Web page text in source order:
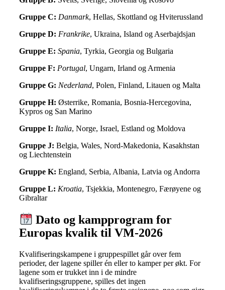
Gruppe C: Danmark, Hellas, Skottland og Hviterussland
Gruppe D: Frankrike, Ukraina, Island og Aserbajdsjan
Gruppe E: Spania, Tyrkia, Georgia og Bulgaria
Gruppe F: Portugal, Ungarn, Irland og Armenia
Gruppe G: Nederland, Polen, Finland, Litauen og Malta
Gruppe H: Østerrike, Romania, Bosnia-Hercegovina,
Kypros og San Marino
Gruppe I: Italia, Norge, Israel, Estland og Moldova
Gruppe J: Belgia, Wales, Nord-Makedonia, Kasakhstan
og Liechtenstein
Gruppe K: England, Serbia, Albania, Latvia og Andorra
Gruppe L: Kroatia, Tsjekkia, Montenegro, Færøyene og
Gibraltar
Dato og kampprogram for
Europas kvalik til VM-2026
Kvalifiseringskampene i gruppespillet går over fem
perioder, der lagene spiller én eller to kamper per økt. For
lagene som er trukket inn i de mindre
kvalifiseringsgruppene, spilles det ingen